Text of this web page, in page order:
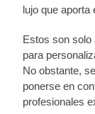
lujo que
Estos son solo
para
No obstante,
ponerse en
profesionales